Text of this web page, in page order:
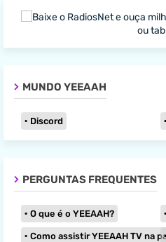
MUNDO YEEAAH
Discord
PERGUNTAS FREQUENTES
O que é o YEEAAH?
Como assistir YEEAAH TV na